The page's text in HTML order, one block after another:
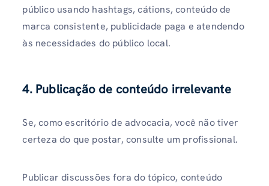
público usando hashtags, cátions, conteúdo de
marca consistente, publicidade paga e atendendo
às necessidades do público local.
4. Publicação de conteúdo irrelevante
Se, como escritório de advocacia, você não tiver
certeza do que postar, consulte um profissional.
Publicar discussões fora do tópico, conteúdo